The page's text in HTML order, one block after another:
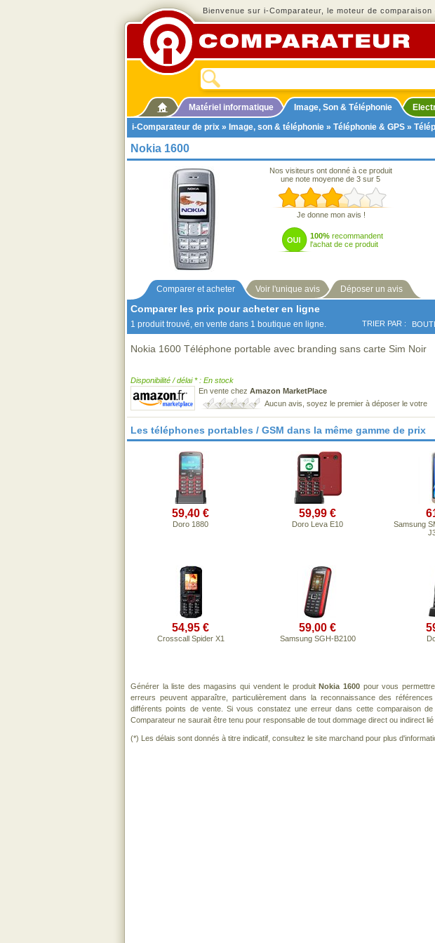
Bienvenue sur i-Comparateur, le moteur de
Matériel informatique Image, Son & Téléphonie
i-Comparateur de prix » Image, son & téléphonie » Téléphonie & GPS »
Nokia 1600
Nos visiteurs ont donné à ce produit
une note moyenne de 3 sur 5
Je donne mon avis !
100% recommandent
l'achat de ce produit
Comparer et acheter Voir l'unique avis Déposer un avis
Comparer les prix pour acheter en ligne
1 produit trouvé, en vente dans 1 boutique en ligne. TRIER PAR :
Nokia 1600 Téléphone portable avec branding sans carte Sim Noir
Disponibilité / délai * : En stock
En vente chez Amazon MarketPlace
Aucun avis, soyez le premier à déposer le votre
Les téléphones portables / GSM dans la même gamme de prix
59,40 €
Doro 1880
59,99 €
Doro Leva E10
Samsung
54,95 €
Crosscall Spider X1
59,00 €
Samsung SGH-B2100
Générer la liste des magasins qui vendent le produitNokia 1600pour vous
erreurs peuvent apparaître, particulièrement dans la reconnaissance des
différents points de vente. Si vous constatez une erreur dans cette comparaison
Comparateur ne saurait être tenu pour responsable de tout dommage direct ou indirect
(*) Les délais sont donnés à titre indicatif, consultez le site marchand pour plus